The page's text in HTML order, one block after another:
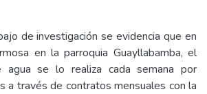
de investigación se evidencia que en
en la parroquia Guayllabamba, el
agua se lo realiza cada semana por
a través de contratos mensuales con la